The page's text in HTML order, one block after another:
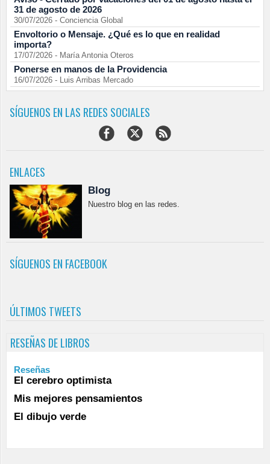
31 de agosto de 2026
30/07/2026 - Conciencia Global
Envoltorio o Mensaje. ¿Qué es lo que en realidad
importa?
17/07/2026 - María Antonia Oteros
Ponerse en manos de la Providencia
16/07/2026 - Luis Arribas Mercado
SÍGUENOS EN LAS REDES SOCIALES
ENLACES
Blog
Nuestro blog en las redes.
SÍGUENOS EN FACEBOOK
ÚLTIMOS TWEETS
RESEÑAS DE LIBROS
Reseñas
El cerebro optimista
Mis mejores pensamientos
El dibujo verde